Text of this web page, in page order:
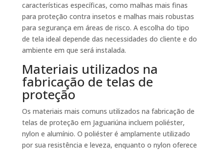
características específicas, como malhas mais finas
para proteção contra insetos e malhas mais robustas
para segurança em áreas de risco. A escolha do tipo
de tela ideal depende das necessidades do cliente e do
ambiente em que será instalada.
Materiais utilizados na
fabricação de telas de
proteção
Os materiais mais comuns utilizados na fabricação de
telas de proteção em Jaguariúna incluem poliéster,
nylon e alumínio. O poliéster é amplamente utilizado
por sua resistência e leveza, enquanto o nylon oferece